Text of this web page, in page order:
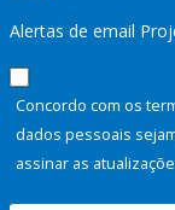
Alertas de email
Concordo com os
dados pessoais
assinar as